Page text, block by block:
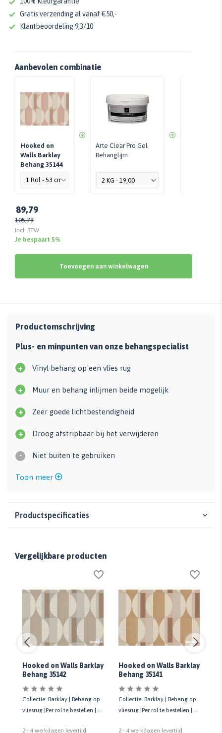
Gratis verzending al vanaf €50,-
Klantbeoordeling 9,3/10
Aanbevolen combinatie
Hooked on
Walls Barklay
Behang 35144
Arte Clear Pro Gel
Behanglijm
89,79
105,79
Incl. BTW
Je bespaart 5%
Toevoegen aan winkelwagen
Productomschrijving
Plus- en minpunten van onze behangspecialist
+ Vinyl behang op een vlies rug
+ Muur en behang inlijmen beide mogelijk
+ Zeer goede lichtbestendigheid
+ Droog afstripbaar bij het verwijderen
- Niet buiten te gebruiken
Toon meer
Productspecificaties
Vergelijkbare producten
Hooked on Walls Barklay
Behang 35142
Collectie: Barklay | Behang op
vliesrug |Per rol te bestellen | 53
2 - 4 werkdagen levertijd
Hooked on Walls Barklay
Behang 35141
Collectie: Barklay | Behang op
vliesrug |Per rol te bestellen | 53
2 - 4 werkdagen levertijd